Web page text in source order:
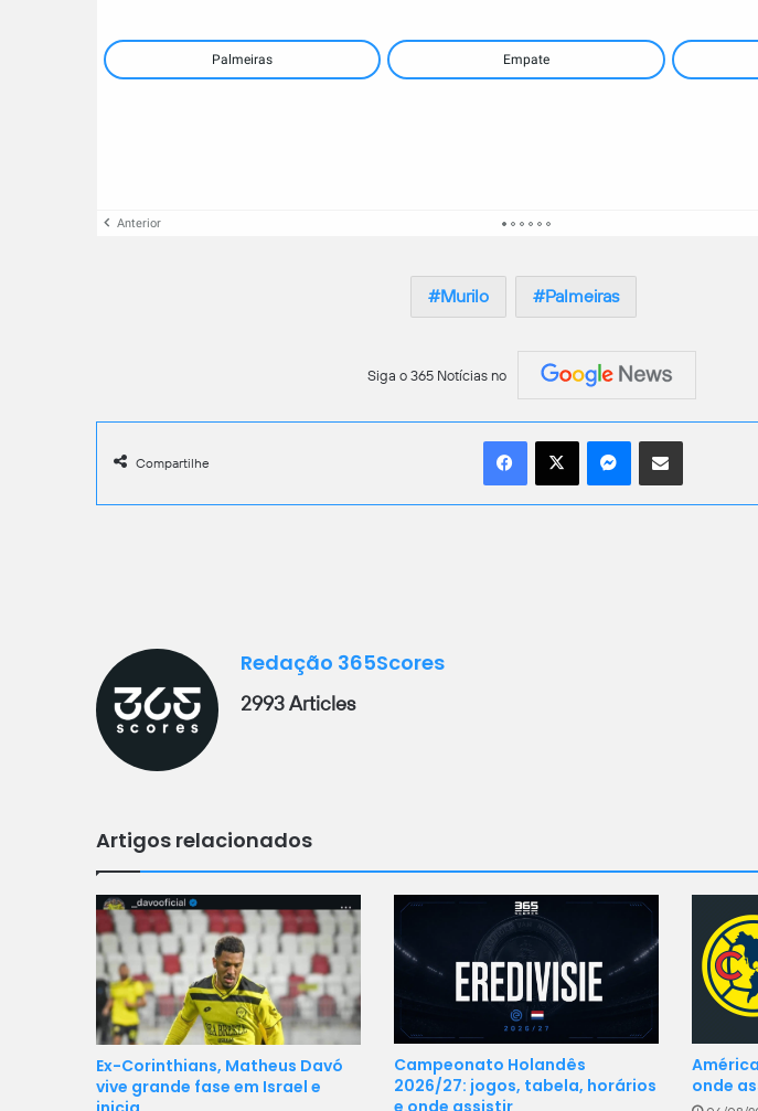
Palmeiras Empate
Anterior
Murilo Palmeiras
Siga o 365 Notícias no
Compartilhe
Facebook
X MessengerCompartilhar por e-mail
Redação 365Scores
2993 Articles
Artigos relacionados
Ex-Corinthians, Matheus Davó
vive grande fase em Israel e
Campeonato Holandês
2026/27: jogos, tabela, horários
onde